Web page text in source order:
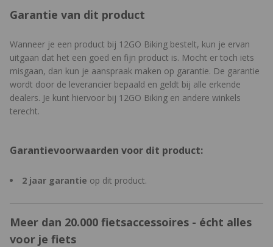
Je kunt deze banden ook gewoon met binnenbanden rijden. Dan
meer lezen over de voordelen van tubeless? Lees dan ons blog
met daarin alles over tubeless banden .
Meer informatie
Twijfel je nog over welke band het beste bij jou en je rijstijl
past? Lees dan onze
Garantie van dit product
Wanneer je een product bij 12GO Biking bestelt, kun je ervan
uitgaan dat het een goed en fijn product is. Mocht er toch iets
misgaan, dan kun je aanspraak maken op garantie. De garantie
wordt door de leverancier bepaald en geldt bij alle erkende
dealers. Je kunt hiervoor bij 12GO Biking en andere winkels
terecht.
Garantievoorwaarden voor dit product:
2 jaar garantie op dit product.
Meer dan 20.000 fietsaccessoires - écht alles
voor je fiets